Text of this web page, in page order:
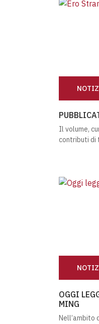
Il volume,
contributi di
OGGI
MING
Nell’ambito